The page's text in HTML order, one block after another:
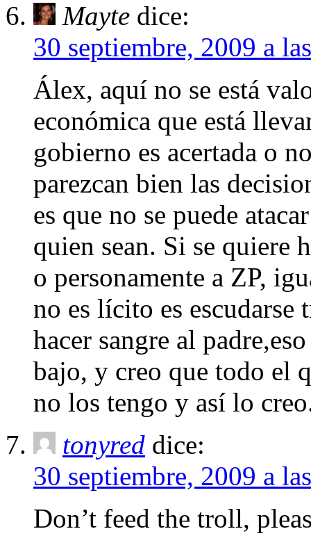
Mayte dice:
30 septiembre, 2009 a
Álex, aquí no se está
económica que está
gobierno es acertada o
parezcan bien las
es que no se puede
quien sean. Si se quiere
o personamente a ZP,
no es lícito es escudarse
hacer sangre al
bajo, y creo que todo el
no los tengo y así lo
tonyred dice:
30 septiembre, 2009 a
Don’t feed the troll,